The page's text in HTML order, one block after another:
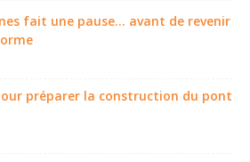
fait une pause... avant de revenir
préparer la construction du pont